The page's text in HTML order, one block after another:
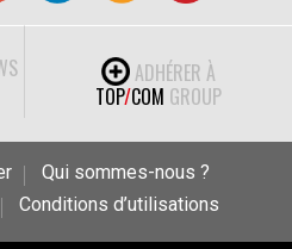
ADHÉRER À
TOP/COM GROUP
Qui sommes-nous ?
Conditions d’utilisations